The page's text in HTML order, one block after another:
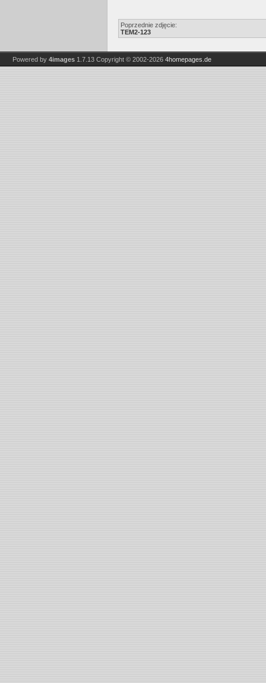
Poprzednie zdjęcie:
TEM2-123
Powered by 4images 1.7.13 Copyright © 2002-2026 4homepages.de